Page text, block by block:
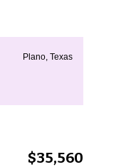
Plano, Texas
$35,560